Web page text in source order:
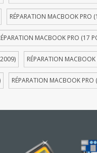
RÉPARATION MACBOOK PRO
MACBOOK PRO (17
RÉPARATION
RÉPARATION MACBOOK